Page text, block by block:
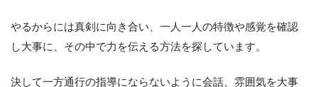
やるからには真剣に向き合い、一人一人の特徴や感覚を確認
し大事に、その中で力を伝える方法を探しています。
決して一方通行の指導にならないように会話、雰囲気を大事